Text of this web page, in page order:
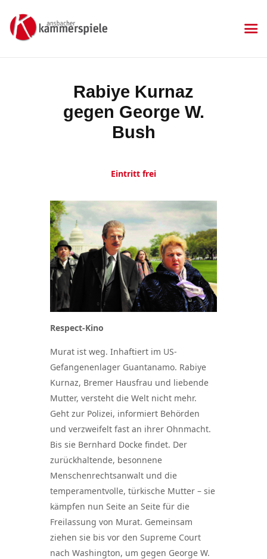
Rabiye Kurnaz
gegen George W.
Bush
KAMMERSPIELE
Aktuelles
Kartenkauf
Die Kammerspiele
Sponsoren
Kontakt & Anfahrt
Impressum
Datenschutzerklärung
Eintritt frei
Respect-Kino
Murat ist weg. Inhaftiert im US-
Gefangenenlager Guantanamo. Rabiye
Kurnaz, Bremer Hausfrau und liebende
Mutter, versteht die Welt nicht mehr.
Geht zur Polizei, informiert Behörden
und verzweifelt fast an ihrer Ohnmacht.
Bis sie Bernhard Docke findet. Der
zurückhaltende, besonnene
Menschenrechtsanwalt und die
temperamentvolle, türkische Mutter – sie
kämpfen nun Seite an Seite für die
Freilassung von Murat. Gemeinsam
ziehen sie bis vor den Supreme Court
nach Washington, um gegen George W.